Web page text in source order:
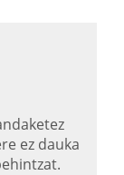
ez dauka